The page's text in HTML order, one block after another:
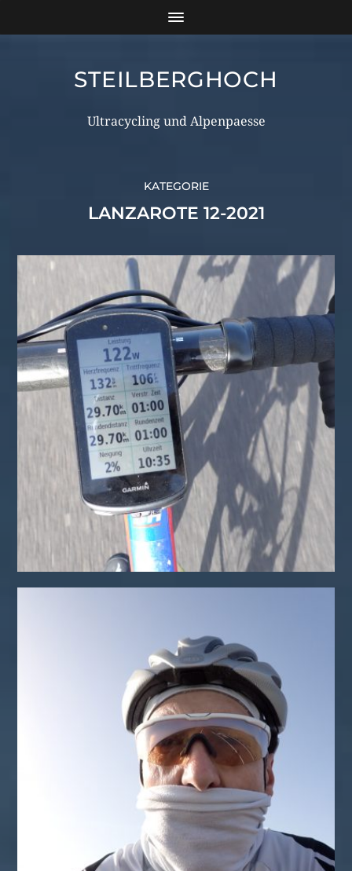
STEILBERGHOCH
Ultracycling und Alpenpaesse
KATEGORIE
LANZAROTE 12-2021